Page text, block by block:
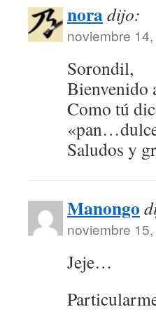
noradijo:
noviembre
Sorondil,
Bienvenido
Como tú
Saludos y
Manongo
noviembre
Jeje…